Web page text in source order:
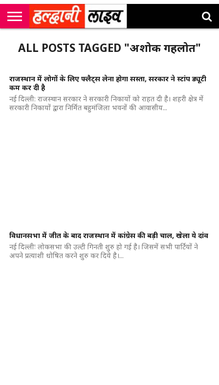
सी
एम
कॉर्नर
उत्तराखंड
न्यूज़
खेल
मनोरंजन
सम्पादकीय
जॉब
अलर्ट्स
ALL POSTS TAGGED "अशोक गहलोत"
राजस्थान में लोगों के लिए फ्लैट्स लेना होगा सस्ता, सरकार ने स्टांप ड्यूटी
कम कर दी है
नई दिल्ली: राजस्थान सरकार ने सरकारी निकायों को राहत दी है। शहरी क्षेत्र में
सरकारी निकायों द्वारा निर्मित बहुमंजिला भवनों की आवासीय...
विधानसभा में जीत के बाद राजस्थान में कांग्रेस की बड़ी चाल, खेला ये दांव
नई दिल्लीः लोकसभा की उल्टी गिनती शुरु हो गई है। जिसमें सभी पार्टियों ने
अपने प्रत्याशी धोषित करने शुरु कर दिये है।...